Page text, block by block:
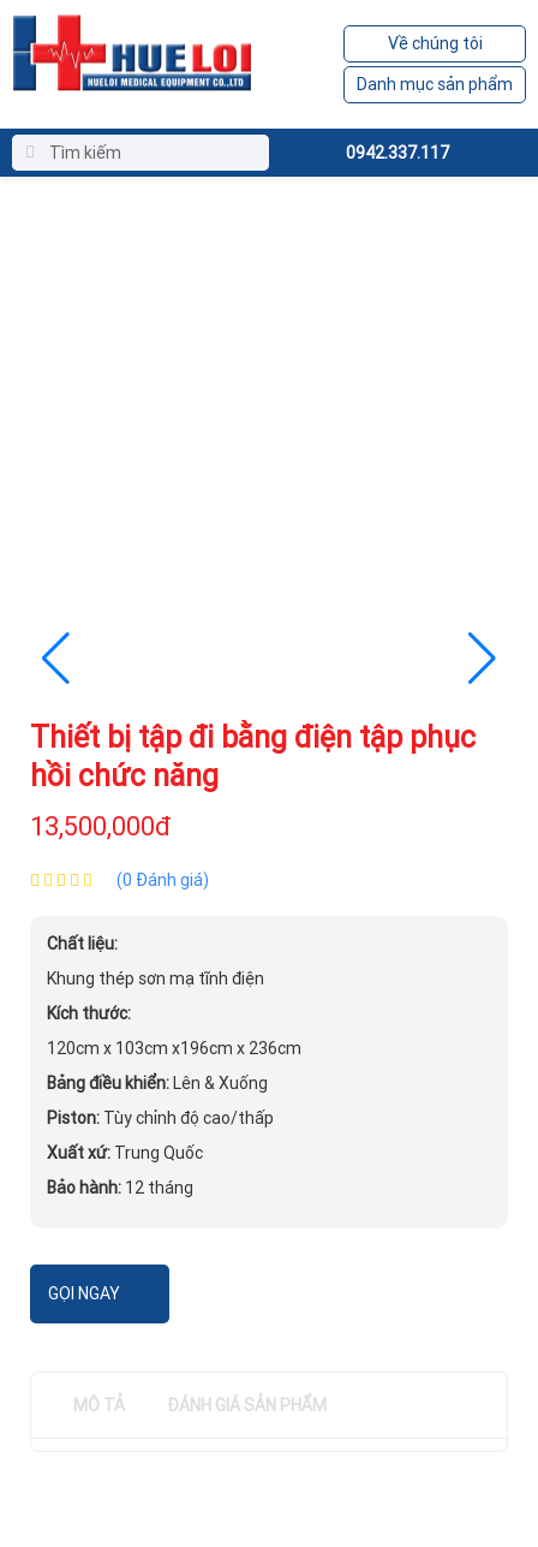
Về chúng tôi
Danh mục sản phẩm
0942.337.117
Thiết bị tập đi bằng điện tập phục
hồi chức năng
13,500,000đ
(0 Đánh giá)
Chất liệu:
Khung thép sơn mạ tĩnh điện
Kích thước:
120cm x 103cm x196cm x 236cm
Bảng điều khiển: Lên & Xuống
Piston: Tùy chỉnh độ cao/thấp
Xuất xứ: Trung Quốc
Bảo hành: 12 tháng
GỌI NGAY
MÔ TẢ ĐÁNH GIÁ SẢN PHẨM